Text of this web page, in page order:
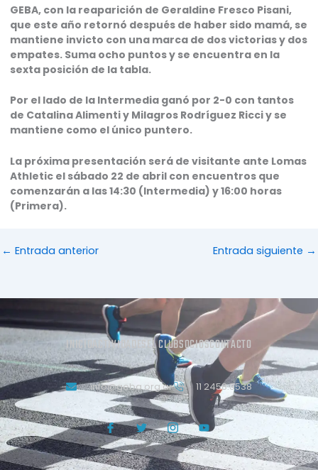
GEBA, con la reaparición de Geraldine Fresco Pisani,
que este año retornó después de haber sido mamá, se
mantiene invicto con una marca de dos victorias y dos
empates. Suma ocho puntos y se encuentra en la
sexta posición de la tabla.
Por el lado de la Intermedia ganó por 2-0 con tantos
de Catalina Alimenti y Milagros Rodríguez Ricci y se
mantiene como el único puntero.
La próxima presentación será de visitante ante Lomas
Athletic el sábado 22 de abril con encuentros que
comenzarán a las 14:30 (Intermedia) y 16:00 horas
(Primera).
← Entrada anterior Entrada siguiente →
INICIOACTIVIDADES EL CLUBSOCIOSCONTACTO
info@geba.org.ar 11 2458.3538
J
k
i
-
f
T
w
i
t
t
J
k
i
-
i
Y
o
u
t
u